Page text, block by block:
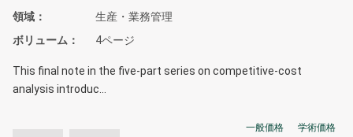
領域
生産・業務管理
ボリューム
4ページ
This final note in the five-part series on competitive-cost
analysis introduc…